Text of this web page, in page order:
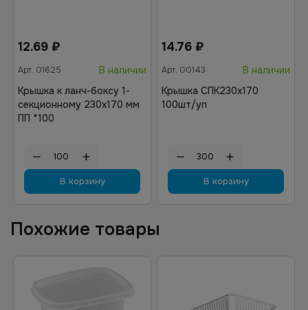
12.69 ₽
Арт. 01625
В наличии
Крышка к ланч-боксу 1-
секционному 230х170 мм
ПП *100
В корзину
14.76 ₽
Арт. 00143
В наличии
Крышка СПК230х170
100шт/уп
В корзину
Похожие товары